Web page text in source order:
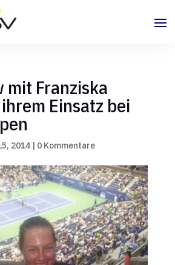
Franziska
Einsatz bei
2014| 0 Kommentare